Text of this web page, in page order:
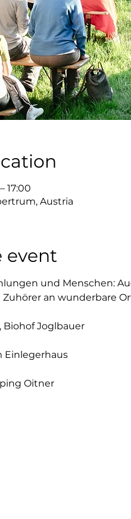
17:00
Austria
event
und Menschen:
an wunderbare
Biohof Joglbauer
Einlegerhaus
Oitner